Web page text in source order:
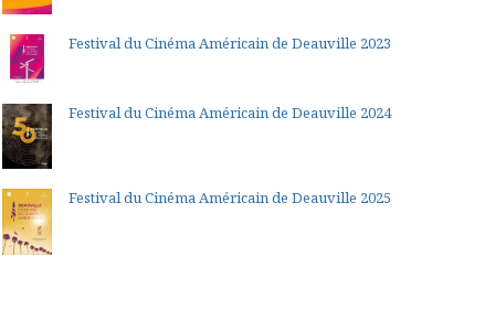
Festival du Cinéma Américain de Deauville 2023
Festival du Cinéma Américain de Deauville 2024
Festival du Cinéma Américain de Deauville 2025